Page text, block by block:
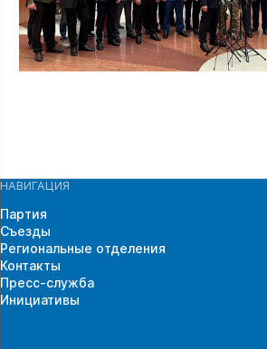
НАВИГАЦИЯ
Партия
Съезды
Региональные отделения
Контакты
Пресс-служба
Инициативы